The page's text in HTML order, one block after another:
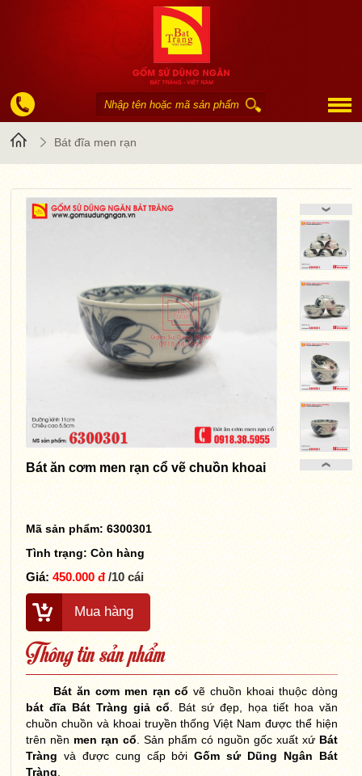
TrangBát đĩa men rạn
Bát ăn cơm men rạn cổ vẽ chuồn khoai
Mã sản phẩm: 6300301
Tình trạng:Còn hàng
Giá: 450.000 đ/10 cái
Mua hàng
Thông tin sản phẩm
Bát ăn cơm men rạn cổvẽ chuồn khoai thuộc dòng
bát đĩa Bát Tràng giả cổ . Bát sứ đẹp, họa tiết hoa văn
chuồn chuồn và khoai truyền thống Việt Nam được thể hiện
trên nềnmen rạn cổ . Sản phẩm có nguồn gốc xuất xứ Bát
Tràng và được cung cấp bởiGốm sứ Dũng Ngân Bát
Tràng